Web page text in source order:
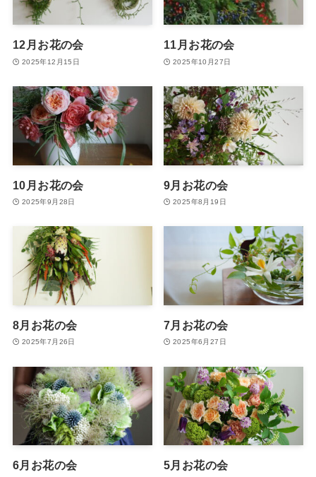
12月お花の会
2025年12月15日
11月お花の会
2025年10月27日
10月お花の会
2025年9月28日
9月お花の会
2025年8月19日
8月お花の会
2025年7月26日
7月お花の会
2025年6月27日
6月お花の会 5月お花の会